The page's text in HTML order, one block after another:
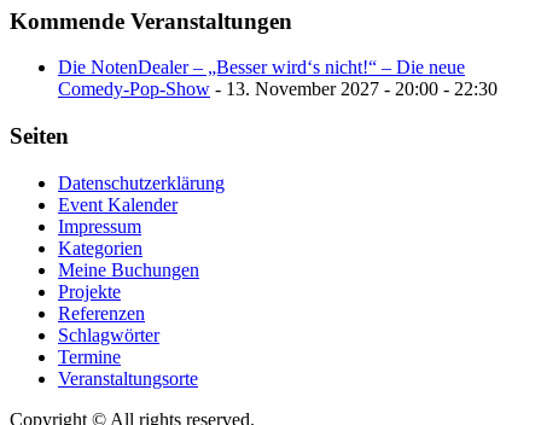
Kommende Veranstaltungen
Die NotenDealer – „Besser wird‘s nicht!“ – Die neue
Comedy-Pop-Show - 13. November 2027 - 20:00 - 22:30
Seiten
Datenschutzerklärung
Event Kalender
Impressum
Kategorien
Meine Buchungen
Projekte
Referenzen
Schlagwörter
Termine
Veranstaltungsorte
Copyright © All rights reserved.